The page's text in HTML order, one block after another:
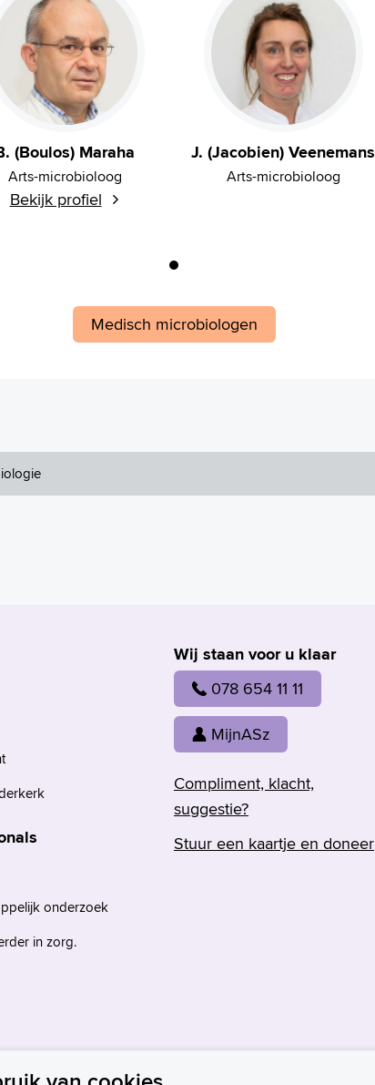
(Boulos) Maraha
Arts-microbioloog
Bekijk profiel
J. (Jacobien) Veenemans
Arts-microbioloog
Medisch microbiologen
Wij staan voor u klaar
078 654 11 11
MijnASz
Compliment, klacht,
suggestie?
Stuur een kaartje en doneer
onderzoek
in zorg.